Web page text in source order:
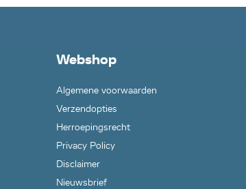
Webshop
Algemene voorwaarden
Verzendopties
Herroepingsrecht
Privacy Policy
Disclaimer
Nieuwsbrief